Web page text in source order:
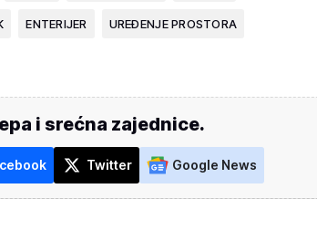
ENTERIJER UREĐENJE PROSTORA
i srećna zajednice.
Twitter Google News